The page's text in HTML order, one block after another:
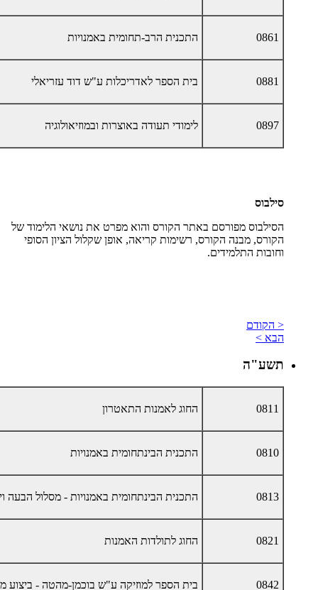
0861 התכנית הרב-תחומית באמנויות
0881 בית הספר לאדריכלות ע"ש דוד עזריאלי
0897 לימודי תעודה באוצרות ובמוזיאולוגיה
סילבוס
הסילבוס מפורסם באתר הקורס והוא מפרט את נושאי הלימוד של
הקורס, מבנה הקורס, רשימות קריאה, אופן שקלול הציון הסופי
וחובות התלמידים.
< הקודם
הבא >
תשע"ה
0811 החוג לאמנות התאטרון
0810 התכנית הבינתחומית באמנויות
0813 התכנית הבינתחומית באמנויות - מסלול הבעה
0821 החוג לתולדות האמנות
0842 בית הספר למוזיקה ע"ש בוכמן-מהטה - ביצוע